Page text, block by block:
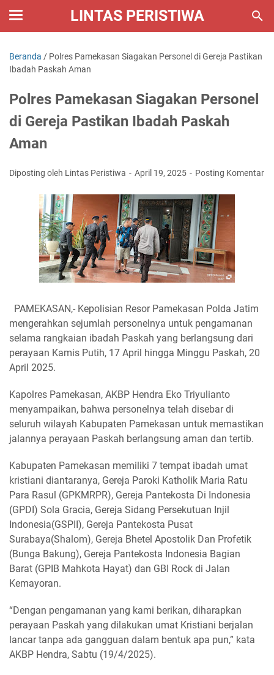
LINTAS PERISTIWA
Beranda / Polres Pamekasan Siagakan Personel di Gereja Pastikan
Ibadah Paskah Aman
Polres Pamekasan Siagakan Personel
di Gereja Pastikan Ibadah Paskah
Aman
Diposting oleh Lintas Peristiwa April 19, 2025 Posting Komentar
PAMEKASAN,- Kepolisian Resor Pamekasan Polda Jatim
mengerahkan sejumlah personelnya untuk pengamanan
selama rangkaian ibadah Paskah yang berlangsung dari
perayaan Kamis Putih, 17 April hingga Minggu Paskah, 20
April 2025.
Kapolres Pamekasan, AKBP Hendra Eko Triyulianto
menyampaikan, bahwa personelnya telah disebar di
seluruh wilayah Kabupaten Pamekasan untuk memastikan
jalannya perayaan Paskah berlangsung aman dan tertib.
Kabupaten Pamekasan memiliki 7 tempat ibadah umat
kristiani diantaranya, Gereja Paroki Katholik Maria Ratu
Para Rasul (GPKMRPR), Gereja Pantekosta Di Indonesia
(GPDI) Sola Gracia, Gereja Sidang Persekutuan Injil
Indonesia(GSPII), Gereja Pantekosta Pusat
Surabaya(Shalom), Gereja Bhetel Apostolik Dan Profetik
(Bunga Bakung), Gereja Pantekosta Indonesia Bagian
Barat (GPIB Mahkota Hayat) dan GBI Rock di Jalan
Kemayoran.
“Dengan pengamanan yang kami berikan, diharapkan
perayaan Paskah yang dilakukan umat Kristiani berjalan
lancar tanpa ada gangguan dalam bentuk apa pun,” kata
AKBP Hendra, Sabtu (19/4/2025).